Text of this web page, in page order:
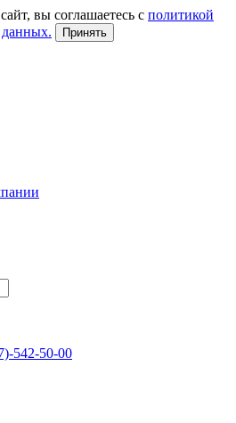
вы соглашаетесь с политикой
данных.
Принять
542-50-00